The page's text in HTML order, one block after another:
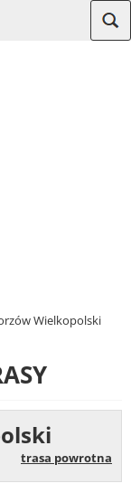
Wielkopolski
trasa powrotna